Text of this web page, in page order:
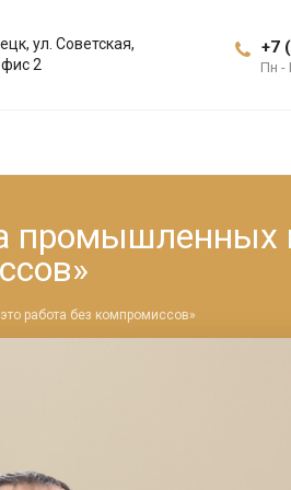
+7
Пн -
ул. Советская,
2
промышленных
работа без компромиссов»